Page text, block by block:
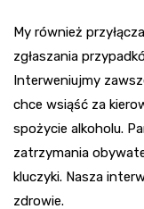
My również
zgłaszania
Interweniujmy
chce wsiąść za
spożycie alkoholu.
zatrzymania
kluczyki. Nasza
zdrowie.